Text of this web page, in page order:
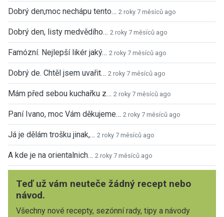
Dobrý den,moc nechápu tento… 2 roky 7 měsíců ago
Dobrý den, listy medvědího… 2 roky 7 měsíců ago
Famózní. Nejlepší likér jaký… 2 roky 7 měsíců ago
Dobrý de. Chtěl jsem uvařit… 2 roky 7 měsíců ago
Mám před sebou kuchařku z… 2 roky 7 měsíců ago
Paní Ivano, moc Vám děkujeme… 2 roky 7 měsíců ago
Já je dělám trošku jinak,… 2 roky 7 měsíců ago
A kde je na orientalnich… 2 roky 7 měsíců ago
Teď už vám neuteče žádný recept nebo
návod.
Všechny nové recepty, sezónní rady, tipy a návody